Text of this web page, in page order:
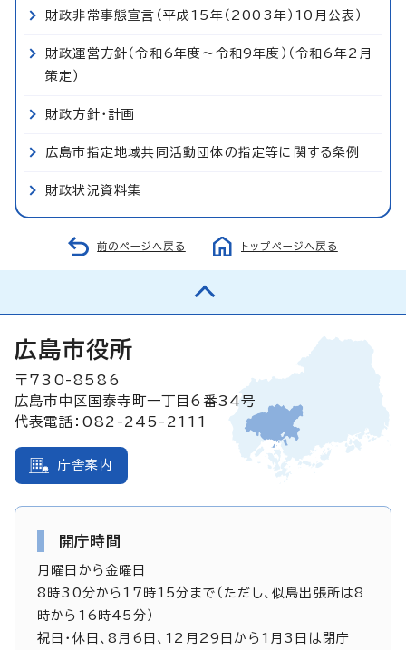
財政非常事態宣言（平成15年（2003年）10月公表）
財政運営方針（令和6年度～令和9年度）（令和6年2月
策定）
財政方針・計画
広島市指定地域共同活動団体の指定等に関する条例
財政状況資料集
前のページへ戻る トップページへ戻る
広島市役所
〒730-8586
広島市中区国泰寺町一丁目6番34号
代表電話：082-245-2111
庁舎案内
開庁時間
月曜日から金曜日
8時30分から17時15分まで（ただし、似島出張所は8
時から16時45分）
祝日・休日、8月6日、12月29日から1月3日は閉庁